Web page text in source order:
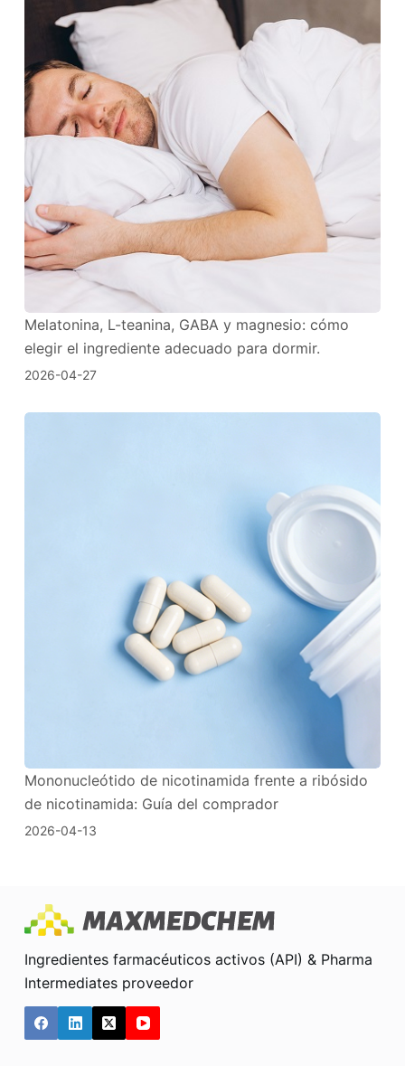
Melatonina, L-teanina, GABA y magnesio: cómo
elegir el ingrediente adecuado para dormir.
2026-04-27
Mononucleótido de nicotinamida frente a ribósido
de nicotinamida: Guía del comprador
2026-04-13
Ingredientes farmacéuticos activos (API) & Pharma
Intermediates proveedor